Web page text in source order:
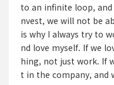
to an infinite loop,
nvest, we will not be
is why I always try to
nd love myself. If we
hing, not just work. If
t in the company, and